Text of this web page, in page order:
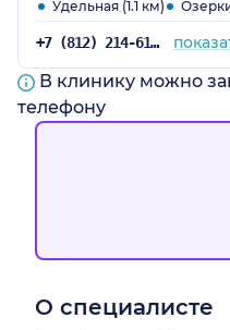
Удельная (1.1 км)
+7 (812) 214-61-62
В клинику можно
телефону
О специалисте